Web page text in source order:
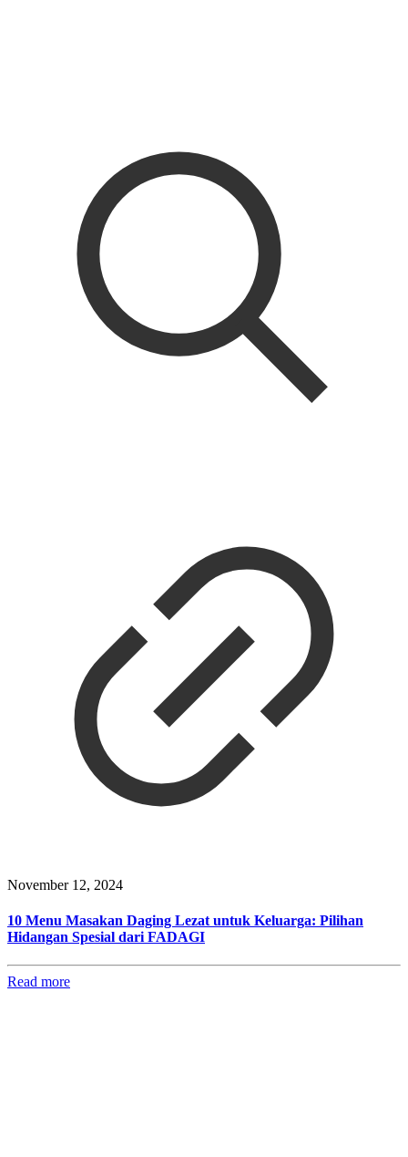
November 12, 2024
10 Menu Masakan Daging Lezat untuk Keluarga: Pilihan
Hidangan Spesial dari FADAGI
Read more